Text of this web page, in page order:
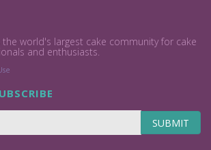
the world's largest cake community for cake
and enthusiasts.
SUBMIT